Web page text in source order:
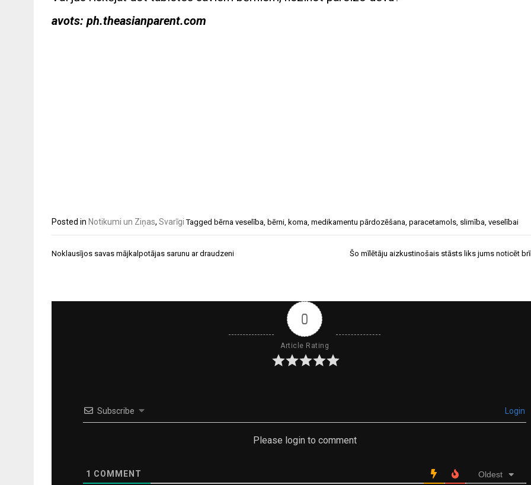
avots: ph.theasianparent.com
Posted in Notikumi un Ziņas, Svarīgi Tagged bērna veselība, bērni, koma, medikamentu pārdozēšana, paracetamols, slimība, veselībai
Ziņu
Noklausījos savas mājkalpotājas sarunu ar draudzeni Šo mīlētāju aizkustinošais stāsts liks jums noticēt
0
Article Rating
Subscribe Login
Please login to comment
1 COMMENT Oldest